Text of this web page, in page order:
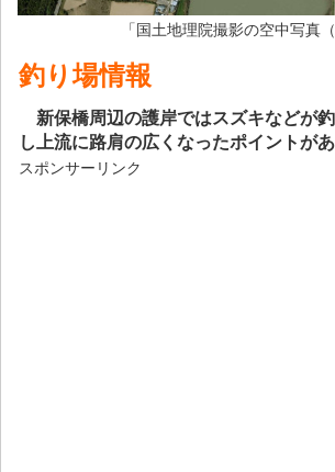
「国土地理院撮影の空中写真
釣り場情報
新保橋周辺の護岸ではスズキなどが
し上流に路肩の広くなったポイントがあ
スポンサーリンク